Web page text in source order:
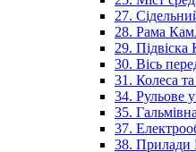
27.
28. Рама
29.
30. Вісь
31. Колеса
34. Рульове
35.
37.
38.